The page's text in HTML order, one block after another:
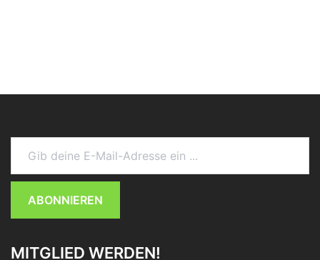
Gib deine E-Mail-Adresse ein ...
ABONNIEREN
MITGLIED WERDEN!